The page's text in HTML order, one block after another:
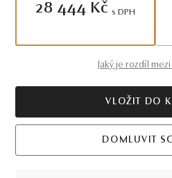
28 444 Kč S DPH
Jaký je rozdíl mezi
VLOŽIT DO
DOMLUVIT